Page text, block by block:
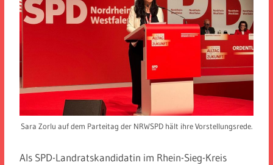
Sara Zorlu auf dem Parteitag der NRWSPD hält ihre Vorstellungsrede.
Als SPD-Landratskandidatin im Rhein-Sieg-Kreis